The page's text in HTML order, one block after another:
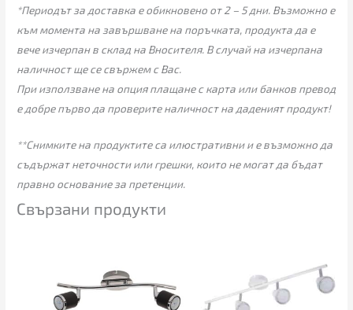
*Периодът за доставка е обикновено от 2 – 5 дни. Възможно е
към момента на завършване на поръчката, продукта да е
вече изчерпан в склад на Вносителя. В случай на изчерпана
наличност ще се свържем с Вас.
При използване на опция плащане с карта или банков превод
е добре първо да проверите наличност на даденият продукт!
**Снимките на продуктите са илюстративни и е възможно да
съдържат неточности или грешки, които не могат да бъдат
правно основание за претенции.
Свързани продукти